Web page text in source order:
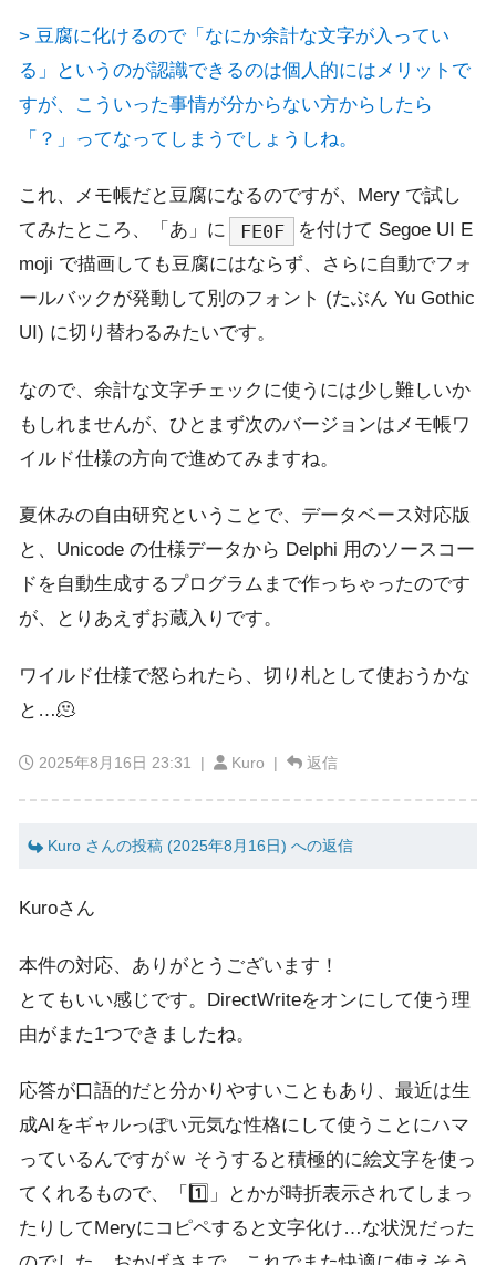
> 豆腐に化けるので「なにか余計な文字が入ってい
る」というのが認識できるのは個人的にはメリットで
すが、こういった事情が分からない方からしたら
「？」ってなってしまうでしょうしね。
これ、メモ帳だと豆腐になるのですが、Mery で試し
てみたところ、「あ」に
FE0F
を付けて Segoe UI E
moji で描画しても豆腐にはならず、さらに自動でフォ
ールバックが発動して別のフォント (たぶん Yu Gothic
UI) に切り替わるみたいです。
なので、余計な文字チェックに使うには少し難しいか
もしれませんが、ひとまず次のバージョンはメモ帳ワ
イルド仕様の方向で進めてみますね。
夏休みの自由研究ということで、データベース対応版
と、Unicode の仕様データから Delphi 用のソースコー
ドを自動生成するプログラムまで作っちゃったのです
が、とりあえずお蔵入りです。
ワイルド仕様で怒られたら、切り札として使おうかな
と…🫠
2025年8月16日 23:31 | Kuro | 返信
Kuro さんの投稿 (2025年8月16日) への返信
Kuroさん
本件の対応、ありがとうございます！
とてもいい感じです。DirectWriteをオンにして使う理
由がまた1つできましたね。
応答が口語的だと分かりやすいこともあり、最近は生
成AIをギャルっぽい元気な性格にして使うことにハマ
っているんですがｗ そうすると積極的に絵文字を使っ
てくれるもので、「1️⃣」とかが時折表示されてしまっ
たりしてMeryにコピペすると文字化け…な状況だった